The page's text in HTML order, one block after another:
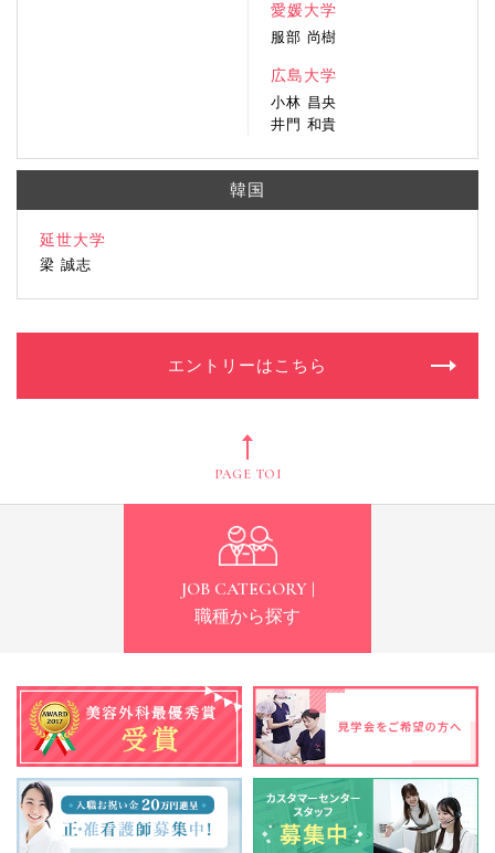
愛媛大学
服部 尚樹
広島大学
小林 昌央
井門 和貴
韓国
延世大学
梁 誠志
エントリーはこちら
JOB CATEGORY |
職種から探す
PAGE TOP